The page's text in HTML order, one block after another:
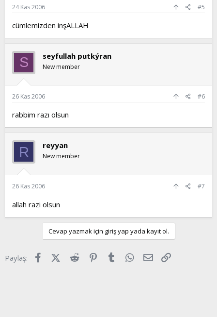
24 Kas 2006 #5
cümlemizden inşALLAH
S seyfullah putkýran
New member
26 Kas 2006 #6
rabbim razı olsun
R reyyan
New member
26 Kas 2006 #7
allah razi olsun
Cevap yazmak için giriş yap yada kayıt ol.
Paylaş: FacebookX (Twitter)
Reddit Pinterest
Tumblr WhatsApp
E-posta